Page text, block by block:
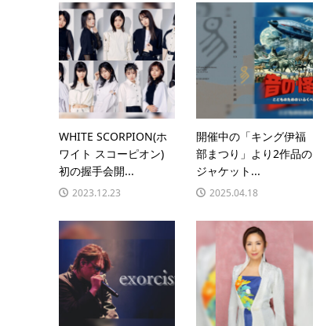
WHITE SCORPION(ホ
ワイト スコーピオン)
初の握手会開...
2023.12.23
開催中の「キング伊福
部まつり」より2作品の
ジャケット...
2025.04.18